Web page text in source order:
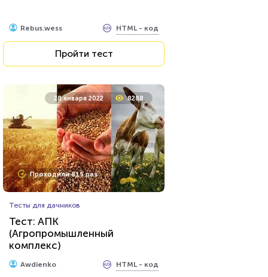
Rebus.wess HTML - код
Пройти тест
28 января 2022 8288
Проходили 815 раз
Тесты для дачников
Тест: АПК
(Агропромышленный
комплекс)
Awdienko HTML - код